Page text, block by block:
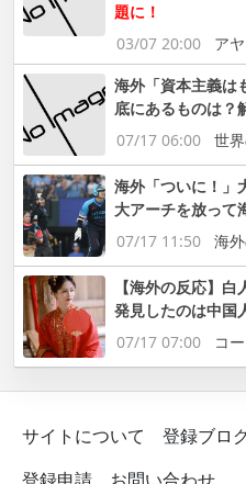
題に！
03/07 20:00
ア
海外「資本主義は
底にあるものは？
07/17 06:00
世
海外「ついに！」
大アーチを放って
07/17 11:50
海
【海外の反応】
発見したのは中国
07/17 07:00
コ
サイトについて 登録ブロ